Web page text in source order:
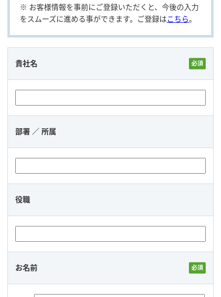
※ お客様情報を事前にご登録いただくと、今後の⼊⼒
をスムーズに進める事ができます。ご登録はこちら。
貴社名
部署 ／ 所属
役職
お名前